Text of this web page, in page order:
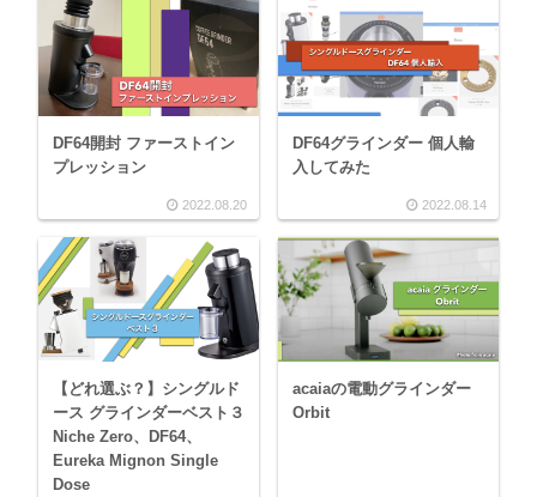
DF64開封 ファーストイン
プレッション
2022.08.20
DF64グラインダー 個人輸
入してみた
2022.08.14
【どれ選ぶ？】シングルド
ース グラインダーベスト３
Niche Zero、DF64、
Eureka Mignon Single
Dose
acaiaの電動グラインダー
Orbit